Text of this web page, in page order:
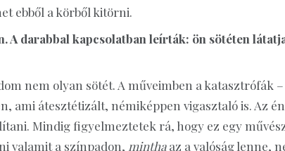
ebből a körből kitörni.
A darabbal kapcsolatban leírták: ön sötéten
nem olyan sötét. A műveimben a katasztrófák –
ami átesztétizált, némiképpen vigasztaló is. Az én
Mindig figyelmeztetek rá, hogy ez egy
valamit a színpadon, minthaaz a valóság lenne,